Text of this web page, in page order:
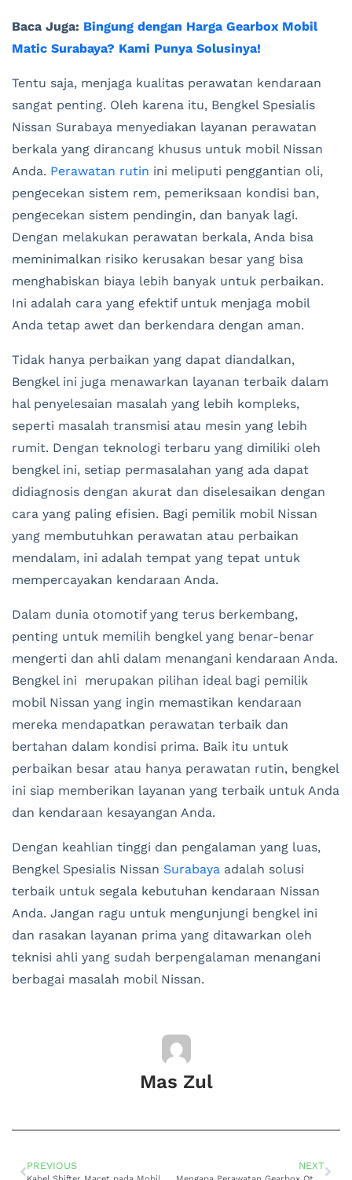
Baca Juga: Bingung dengan Harga Gearbox Mobil
Matic Surabaya? Kami Punya Solusinya!
Tentu saja, menjaga kualitas perawatan kendaraan
sangat penting. Oleh karena itu, Bengkel Spesialis
Nissan Surabaya menyediakan layanan perawatan
berkala yang dirancang khusus untuk mobil Nissan
Anda. Perawatan rutin ini meliputi penggantian oli,
pengecekan sistem rem, pemeriksaan kondisi ban,
pengecekan sistem pendingin, dan banyak lagi.
Dengan melakukan perawatan berkala, Anda bisa
meminimalkan risiko kerusakan besar yang bisa
menghabiskan biaya lebih banyak untuk perbaikan.
Ini adalah cara yang efektif untuk menjaga mobil
Anda tetap awet dan berkendara dengan aman.
Tidak hanya perbaikan yang dapat diandalkan,
Bengkel ini juga menawarkan layanan terbaik dalam
hal penyelesaian masalah yang lebih kompleks,
seperti masalah transmisi atau mesin yang lebih
rumit. Dengan teknologi terbaru yang dimiliki oleh
bengkel ini, setiap permasalahan yang ada dapat
didiagnosis dengan akurat dan diselesaikan dengan
cara yang paling efisien. Bagi pemilik mobil Nissan
yang membutuhkan perawatan atau perbaikan
mendalam, ini adalah tempat yang tepat untuk
mempercayakan kendaraan Anda.
Dalam dunia otomotif yang terus berkembang,
penting untuk memilih bengkel yang benar-benar
mengerti dan ahli dalam menangani kendaraan Anda.
Bengkel ini merupakan pilihan ideal bagi pemilik
mobil Nissan yang ingin memastikan kendaraan
mereka mendapatkan perawatan terbaik dan
bertahan dalam kondisi prima. Baik itu untuk
perbaikan besar atau hanya perawatan rutin, bengkel
ini siap memberikan layanan yang terbaik untuk Anda
dan kendaraan kesayangan Anda.
Dengan keahlian tinggi dan pengalaman yang luas,
Bengkel Spesialis Nissan Surabaya adalah solusi
terbaik untuk segala kebutuhan kendaraan Nissan
Anda. Jangan ragu untuk mengunjungi bengkel ini
dan rasakan layanan prima yang ditawarkan oleh
teknisi ahli yang sudah berpengalaman menangani
berbagai masalah mobil Nissan.
Mas Zul
PREVIOUS NEXT